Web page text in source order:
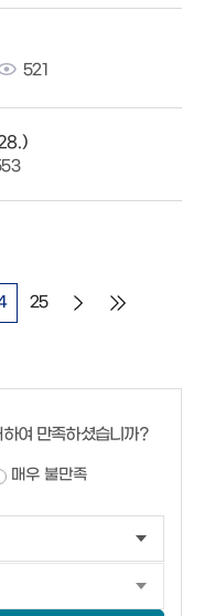
521
25
여 만족하셨습니까?
매우 불만족